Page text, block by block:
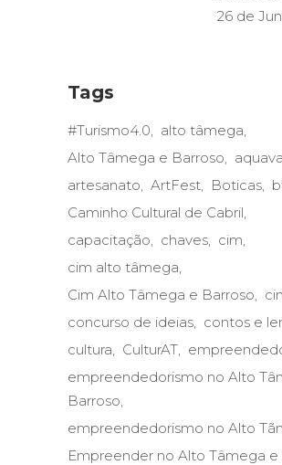
26 de
Tags
#Turismo4.0
alto tâmega
Alto Tâmega e Barroso
artesanato
ArtFest Boticas
Caminho Cultural de Cabril
capacitação
chaves
cim
cim alto tâmega
Cim Alto Tâmega e Barroso
concurso de ideias
contos e
cultura
CulturAT
empreendedorismo no Alto
Barroso
empreendedorismo no Alto
Empreender no Alto Tâmega e